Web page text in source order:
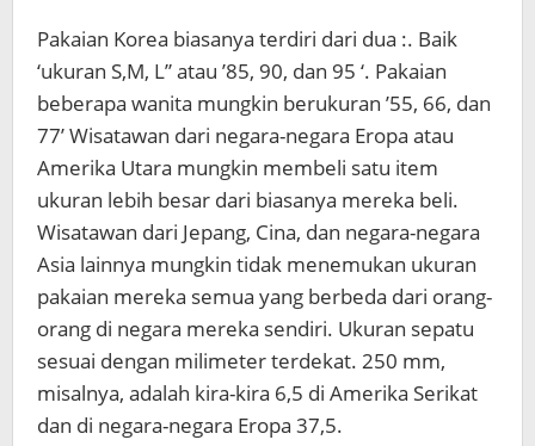
Pakaian Korea biasanya terdiri dari dua :. Baik
‘ukuran S,M, L” atau ’85, 90, dan 95 ‘. Pakaian
beberapa wanita mungkin berukuran ’55, 66, dan
77’ Wisatawan dari negara-negara Eropa atau
Amerika Utara mungkin membeli satu item
ukuran lebih besar dari biasanya mereka beli.
Wisatawan dari Jepang, Cina, dan negara-negara
Asia lainnya mungkin tidak menemukan ukuran
pakaian mereka semua yang berbeda dari orang-
orang di negara mereka sendiri. Ukuran sepatu
sesuai dengan milimeter terdekat. 250 mm,
misalnya, adalah kira-kira 6,5 ​​di Amerika Serikat
dan di negara-negara Eropa 37,5.